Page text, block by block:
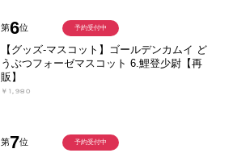
第6位
【グッズ-マスコット】ゴールデンカムイ ど
うぶつフォーゼマスコット 6.鯉登少尉【再
販】
￥1,980
予約受付中
第7位 予約受付中